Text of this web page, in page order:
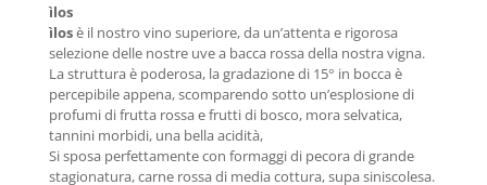
ìlos
ìlosè il nostro vino superiore, da un’attenta e rigorosa
selezione delle nostre uve a bacca rossa della nostra vigna.
La struttura è poderosa, la gradazione di 15° in bocca è
percepibile appena, scomparendo sotto un’esplosione di
profumi di frutta rossa e frutti di bosco, mora selvatica,
tannini morbidi, una bella acidità,
Si sposa perfettamente con formaggi di pecora di grande
stagionatura, carne rossa di media cottura, supa siniscolesa.